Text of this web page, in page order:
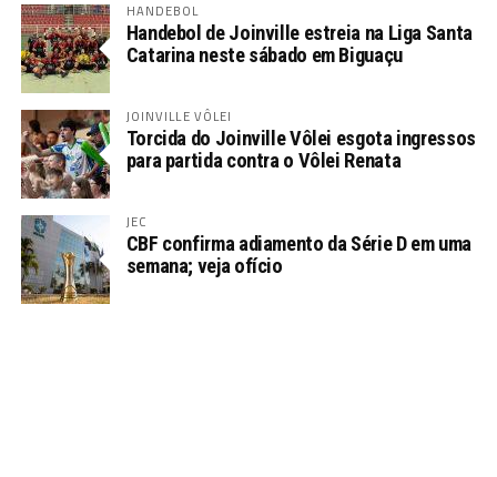
HANDEBOL
Handebol de Joinville estreia na Liga Santa
Catarina neste sábado em Biguaçu
JOINVILLE VÔLEI
Torcida do Joinville Vôlei esgota ingressos
para partida contra o Vôlei Renata
JEC
CBF confirma adiamento da Série D em uma
semana; veja ofício